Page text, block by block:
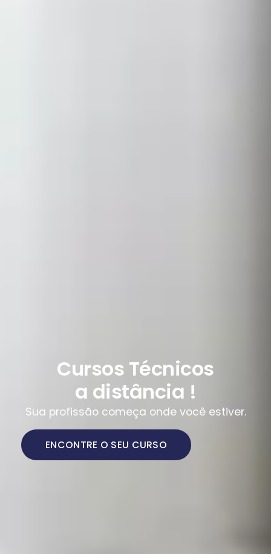
Cursos Técnicos
a distância !
Sua profissão começa onde você estiver.
ENCONTRE O SEU CURSO